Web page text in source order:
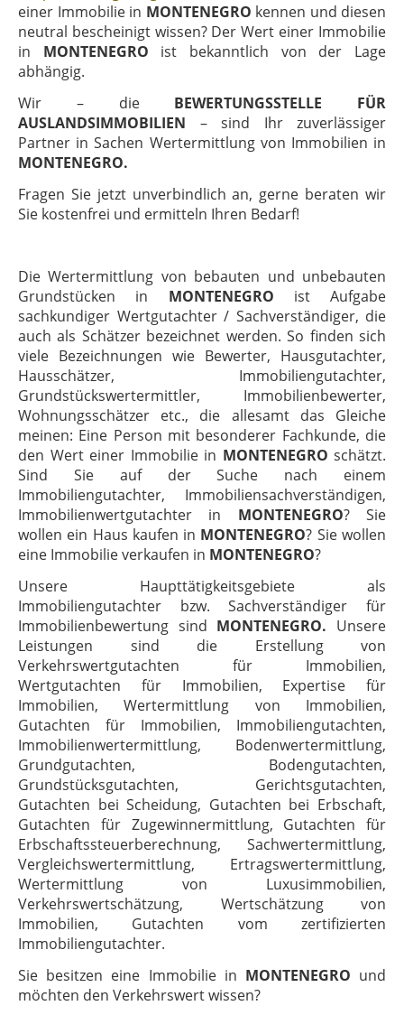
einer Immobilie in MONTENEGRO kennen und diesen
neutral bescheinigt wissen? Der Wert einer Immobilie
in MONTENEGRO ist bekanntlich von der Lage
abhängig.
Wir – die BEWERTUNGSSTELLE FÜR
AUSLANDSIMMOBILIEN – sind Ihr zuverlässiger
Partner in Sachen Wertermittlung von Immobilien in
MONTENEGRO.
Fragen Sie jetzt unverbindlich an, gerne beraten wir
Sie kostenfrei und ermitteln Ihren Bedarf!
Die Wertermittlung von bebauten und unbebauten
Grundstücken in MONTENEGRO ist Aufgabe
sachkundiger Wertgutachter / Sachverständiger, die
auch als Schätzer bezeichnet werden. So finden sich
viele Bezeichnungen wie Bewerter, Hausgutachter,
Hausschätzer, Immobiliengutachter,
Grundstückswertermittler, Immobilienbewerter,
Wohnungsschätzer etc., die allesamt das Gleiche
meinen: Eine Person mit besonderer Fachkunde, die
den Wert einer Immobilie in MONTENEGRO schätzt.
Sind Sie auf der Suche nach einem
Immobiliengutachter, Immobiliensachverständigen,
Immobilienwertgutachter in MONTENEGRO? Sie
wollen ein Haus kaufen in MONTENEGRO? Sie wollen
eine Immobilie verkaufen in MONTENEGRO?
Unsere Haupttätigkeitsgebiete als
Immobiliengutachter bzw. Sachverständiger für
Immobilienbewertung sind MONTENEGRO. Unsere
Leistungen sind die Erstellung von
Verkehrswertgutachten für Immobilien,
Wertgutachten für Immobilien, Expertise für
Immobilien, Wertermittlung von Immobilien,
Gutachten für Immobilien, Immobiliengutachten,
Immobilienwertermittlung, Bodenwertermittlung,
Grundgutachten, Bodengutachten,
Grundstücksgutachten, Gerichtsgutachten,
Gutachten bei Scheidung, Gutachten bei Erbschaft,
Gutachten für Zugewinnermittlung, Gutachten für
Erbschaftssteuerberechnung, Sachwertermittlung,
Vergleichswertermittlung, Ertragswertermittlung,
Wertermittlung von Luxusimmobilien,
Verkehrswertschätzung, Wertschätzung von
Immobilien, Gutachten vom zertifizierten
Immobiliengutachter.
Sie besitzen eine Immobilie in MONTENEGRO und
möchten den Verkehrswert wissen?